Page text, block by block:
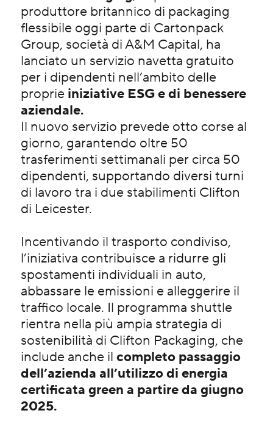
produttore britannico di packaging
flessibile oggi parte di Cartonpack
Group, società di A&M Capital, ha
lanciato un servizio navetta gratuito
per i dipendenti nell’ambito delle
proprie iniziative ESG e di benessere
aziendale.
Il nuovo servizio prevede otto corse al
giorno, garantendo oltre 50
trasferimenti settimanali per circa 50
dipendenti, supportando diversi turni
di lavoro tra i due stabilimenti Clifton
di Leicester.
Incentivando il trasporto condiviso,
l’iniziativa contribuisce a ridurre gli
spostamenti individuali in auto,
abbassare le emissioni e alleggerire il
traffico locale. Il programma shuttle
rientra nella più ampia strategia di
sostenibilità di Clifton Packaging, che
include anche il completo passaggio
dell’azienda all’utilizzo di energia
certificata green a partire da giugno
2025.